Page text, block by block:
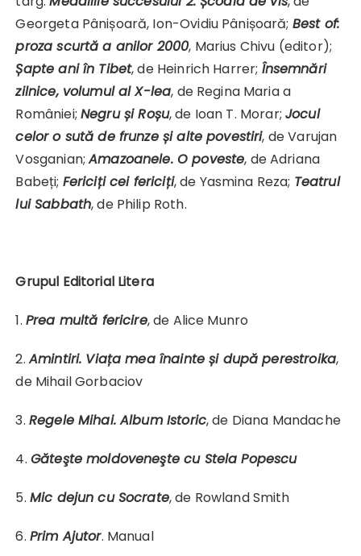
Georgeta Pânișoară, Ion-Ovidiu Pânișoară; Best of:
proza scurtă a anilor 2000, Marius Chivu (editor);
Șapte ani în Tibet, de Heinrich Harrer; Însemnări
zilnice, volumul al X-lea, de Regina Maria a
României; Negru și Roșu, de Ioan T. Morar; Jocul
celor o sută de frunze și alte povestiri, de Varujan
Vosganian;Amazoanele. O poveste, de Adriana
Babeți; Fericiți cei fericiți, de Yasmina Reza; Teatrul
lui Sabbath, de Philip Roth.
Grupul Editorial Litera
1. Prea multă fericire, de Alice Munro
2.Amintiri. Viața mea înainte și după perestroika,
de Mihail Gorbaciov
3. Regele Mihai. Album Istoric, de Diana Mandache
4. Găteşte moldoveneşte cu Stela Popescu
5. Mic dejun cu Socrate, de Rowland Smith
6. Prim Ajutor. Manual